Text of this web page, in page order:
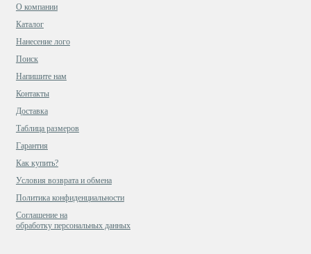
О компании
Каталог
Нанесение лого
Поиск
Напишите нам
Контакты
Доставка
Таблица размеров
Гарантия
Как купить?
Условия возврата и обмена
Политика конфиденциальности
Cоглашение на
обработку персональных данных